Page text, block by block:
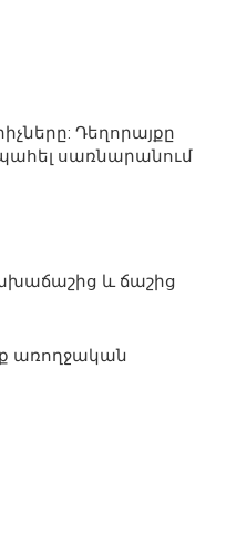
Դեղորայքը
սառնարանում
և ճաշից
առողջական